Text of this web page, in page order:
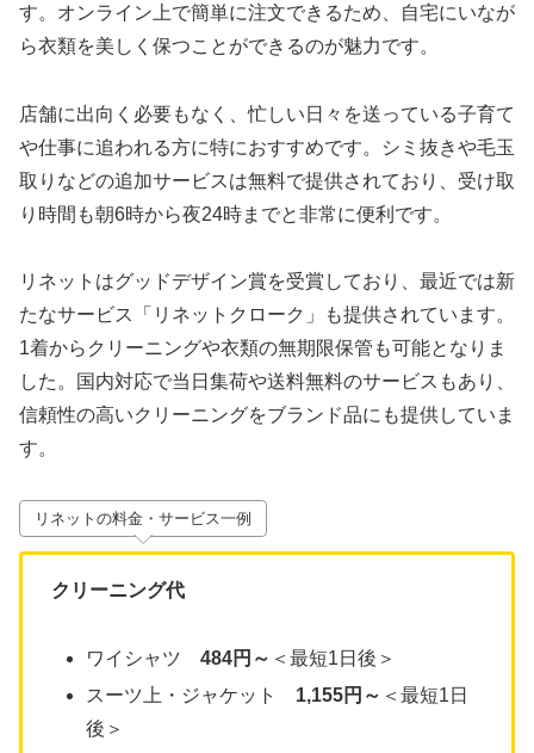
す。オンライン上で簡単に注文できるため、自宅にいなが
ら衣類を美しく保つことができるのが魅力です。
店舗に出向く必要もなく、忙しい日々を送っている子育て
や仕事に追われる方に特におすすめです。シミ抜きや毛玉
取りなどの追加サービスは無料で提供されており、受け取
り時間も朝6時から夜24時までと非常に便利です。
リネットはグッドデザイン賞を受賞しており、最近では新
たなサービス「リネットクローク」も提供されています。
1着からクリーニングや衣類の無期限保管も可能となりま
した。国内対応で当日集荷や送料無料のサービスもあり、
信頼性の高いクリーニングをブランド品にも提供していま
す。
リネットの料金・サービス一例
クリーニング代
ワイシャツ484円～ ＜最短1日後＞
スーツ上・ジャケット 1,155円～ ＜最短1日
後＞